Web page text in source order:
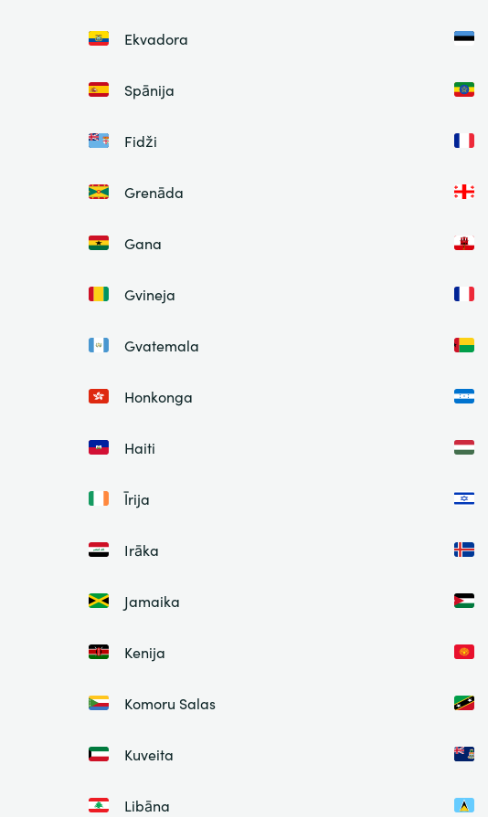
Ekvadora
Spānija
Fidži
Grenāda
Gana
Gvineja
Gvatemala
Honkonga
Haiti
Īrija
Irāka
Jamaika
Kenija
Komoru Salas
Kuveita
Libāna